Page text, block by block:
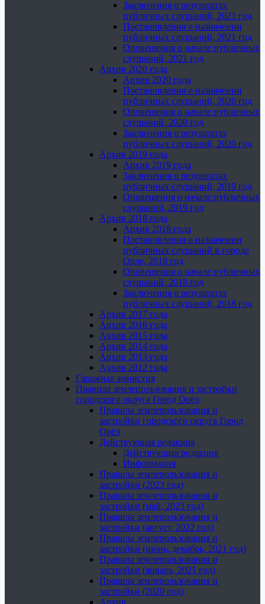
Заключения о результатах
публичных слушаний, 2021 год
Постановления о назначении
публичных слушаний, 2021 год
Оповещения о начале публичных
слушаний, 2021 год
Архив 2020 года
Архив 2020 года
Постановления о назначении
публичных слушаний, 2020 год
Оповещения о начале публичных
слушаний, 2020 год
Заключения о результатах
публичных слушаний, 2020 год
Архив 2019 года
Архив 2019 года
Заключения о результатах
публичных слушаний, 2019 год
Оповещения о начале публичных
слушаний, 2019 год
Архив 2018 года
Архив 2018 года
Постановления о назначении
публичных слушаний в городе
Орле, 2018 год
Оповещения о начале публичных
слушаний, 2018 год
Заключения о результатах
публичных слушаний, 2018 год
Архив 2017 года
Архив 2016 года
Архив 2015 года
Архив 2014 года
Архив 2013 года
Архив 2012 года
Гаражная амнистия
Правила землепользования и застройки
городского округа Город Орёл
Правила землепользования и
застройки городского округа Город
Орёл
Действующая редакция
Действующая редакция
Информация
Правила землепользования и
застройки (2023 год)
Правила землепользования и
застройки (май, 2023 год)
Правила землепользования и
застройки (август, 2022 год)
Правила землепользования и
застройки (июнь, декабрь, 2021 год)
Правила землепользования и
застройки (январь, 2021 год)
Правила землепользования и
застройки (2020 год)
Архив